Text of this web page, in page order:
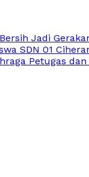
Jadi
SDN 01
Petugas dan